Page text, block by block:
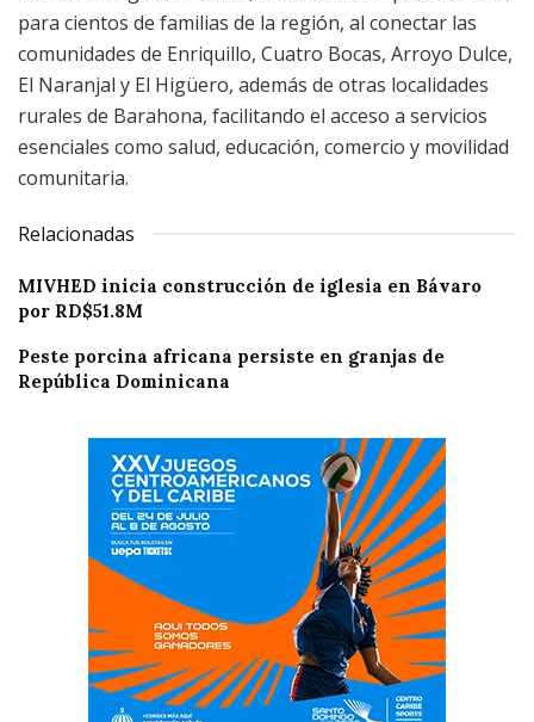
para cientos de familias de la región, al conectar las
comunidades de Enriquillo, Cuatro Bocas, Arroyo Dulce,
El Naranjal y El Higüero, además de otras localidades
rurales de Barahona, facilitando el acceso a servicios
esenciales como salud, educación, comercio y movilidad
comunitaria.
Relacionadas
MIVHED inicia construcción de iglesia en Bávaro
por RD$51.8M
Peste porcina africana persiste en granjas de
República Dominicana